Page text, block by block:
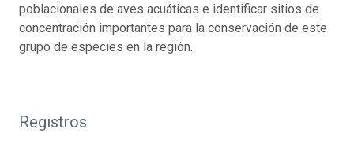
poblacionales de aves acuáticas e identificar sitios de
concentración importantes para la conservación de este
grupo de especies en la región.
Registros